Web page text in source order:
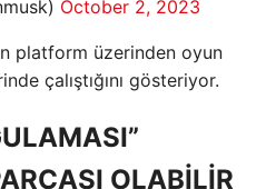
October 2, 2023
platform üzerinden oyun
çalıştığını gösteriyor.
OLABİLİR